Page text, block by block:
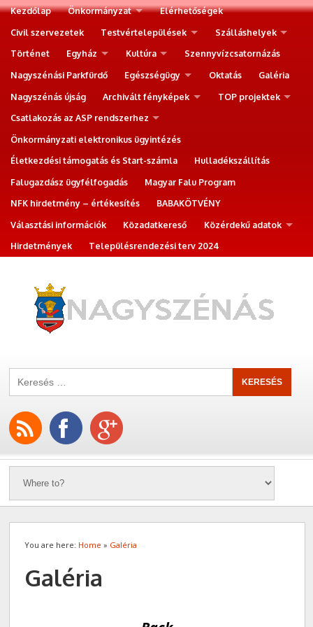
Kezdőlap Önkormányzat
Elérhetőségek
Civil szervezetek
Testvértelepülések
Szálláshelyek
Történet
Egyház Kultúra
Szennyvízcsatornázás
Nagyszénási Parkfürdő
Egészségügy Oktatás
Galéria
Nagyszénás újság
Archivált fényképek
TOP projektek
Csatlakozás az ASP rendszerhez
Önkormányzati elektronikus ügyintézés
Életkezdési támogatás és Start-számla
Hulladékszállítás
Falugazdász ügyfélfogadás
Magyar Falu Program
NFK hirdetmény – értékesítés
BABAKÖTVÉNY
Választási információk
Közadatkereső
Közérdekű adatok
Hirdetmények
Településrendezési terv 2024
You are here: Home » Galéria
Galéria